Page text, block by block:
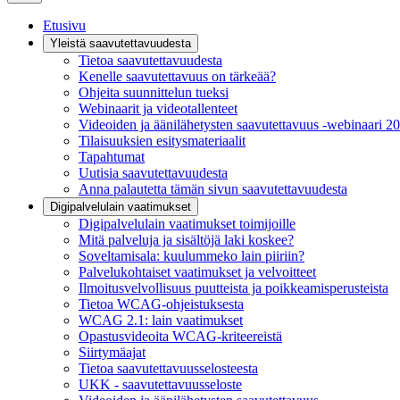
Etusivu
Yleistä saavutettavuudesta
Tietoa saavutettavuudesta
Kenelle saavutettavuus on tärkeää?
Ohjeita suunnittelun tueksi
Webinaarit ja videotallenteet
Videoiden ja äänilähetysten saavutettavuus -webinaari
Tilaisuuksien esitysmateriaalit
Tapahtumat
Uutisia saavutettavuudesta
Anna palautetta tämän sivun saavutettavuudesta
Digipalvelulain vaatimukset
Digipalvelulain vaatimukset toimijoille
Mitä palveluja ja sisältöjä laki koskee?
Soveltamisala: kuulummeko lain piiriin?
Palvelukohtaiset vaatimukset ja velvoitteet
Ilmoitusvelvollisuus puutteista ja poikkeamisperusteista
Tietoa WCAG-ohjeistuksesta
WCAG 2.1: lain vaatimukset
Opastusvideoita WCAG-kriteereistä
Siirtymäajat
Tietoa saavutettavuusselosteesta
UKK - saavutettavuusseloste